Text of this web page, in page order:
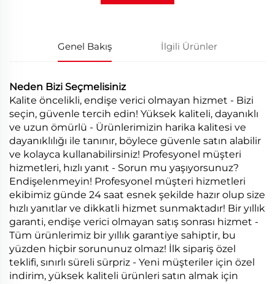
Genel Bakış İlgili Ürünler
Neden Bizi Seçmelisiniz
Kalite öncelikli, endişe verici olmayan hizmet - Bizi
seçin, güvenle tercih edin! Yüksek kaliteli, dayanıklı
ve uzun ömürlü - Ürünlerimizin harika kalitesi ve
dayanıklılığı ile tanınır, böylece güvenle satın alabilir
ve kolayca kullanabilirsiniz! Profesyonel müşteri
hizmetleri, hızlı yanıt - Sorun mu yaşıyorsunuz?
Endişelenmeyin! Profesyonel müşteri hizmetleri
ekibimiz günde 24 saat esnek şekilde hazır olup size
hızlı yanıtlar ve dikkatli hizmet sunmaktadır! Bir yıllık
garanti, endişe verici olmayan satış sonrası hizmet -
Tüm ürünlerimiz bir yıllık garantiye sahiptir, bu
yüzden hiçbir sorununuz olmaz! İlk sipariş özel
teklifi, sınırlı süreli sürpriz - Yeni müşteriler için özel
indirim, yüksek kaliteli ürünleri satın almak için